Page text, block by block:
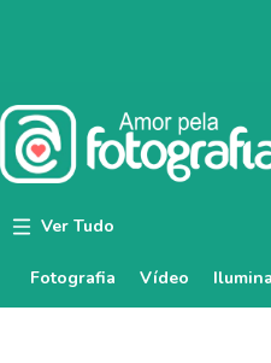
Ver Tudo
Fotografia Vídeo